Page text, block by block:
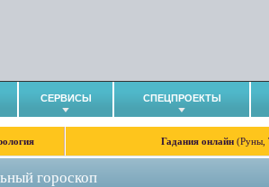
СЕРВИСЫ СПЕЦПРОЕКТЫ
Гадания онлайн (Руны,
гороскоп